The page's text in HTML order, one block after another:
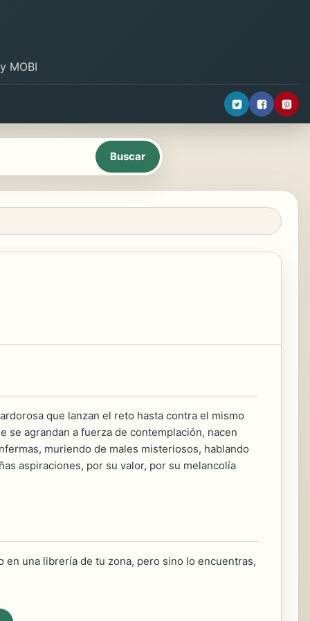
MOBI
que lanzan el reto hasta contra el mismo
se agrandan a fuerza de contemplación, nacen
muriendo de males misteriosos, hablando
aspiraciones, por su valor, por su melancolía
una librería de tu zona, pero sino lo encuentras,